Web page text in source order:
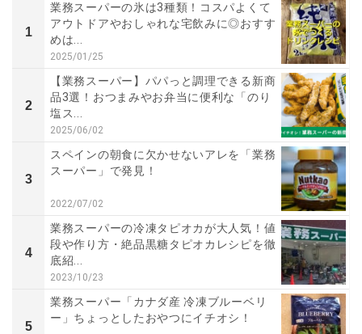
1
業務スーパーの氷は3種類！コスパよくて
アウトドアやおしゃれな宅飲みに◎おすす
めは...
2025/01/25
2
【業務スーパー】パパっと調理できる新商
品3選！おつまみやお弁当に便利な「のり
塩ス...
2025/06/02
3
スペインの朝食に欠かせないアレを「業務
スーパー」で発見！
2022/07/02
4
業務スーパーの冷凍タピオカが大人気！値
段や作り方・絶品黒糖タピオカレシピを徹
底紹...
2023/10/23
5
業務スーパー「カナダ産 冷凍ブルーベリ
ー」ちょっとしたおやつにイチオシ！